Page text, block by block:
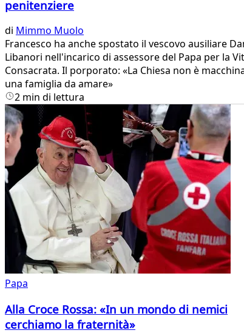
penitenziere
di Mimmo Muolo
Francesco ha anche spostato il vescovo ausiliare
Libanori nell'incarico di assessore del Papa per la
Consacrata. Il porporato: «La Chiesa non è
una famiglia da amare»
2 min di lettura
Papa
Alla Croce Rossa: «In un mondo di nemici
cerchiamo la fraternità»